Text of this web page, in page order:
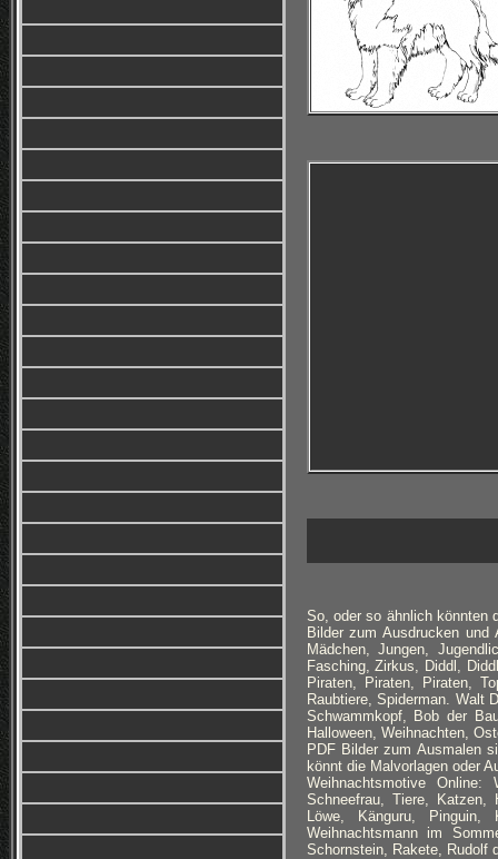
So, oder so ähnlich könnten
Bilder zum Ausdrucken und
Mädchen, Jungen,
Fasching, Zirkus, Diddl,
Piraten, Piraten, Piraten,
Raubtiere, Spiderman. Walt
Schwammkopf, Bob der
Halloween, Weihnachten,
PDF Bilder zum Ausmalen
könnt die Malvorlagen oder
Weihnachtsmotive Online:
Schneefrau, Tiere, Katzen,
Löwe, Känguru, Pinguin,
Weihnachtsmann im
Schornstein, Rakete, Rudolf